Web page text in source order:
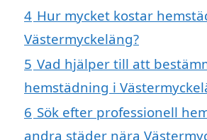
4 Hur mycket kostar
Västermyckeläng?
5 Vad hjälper till att
hemstädning i
6 Sök efter professionell
andra städer nära